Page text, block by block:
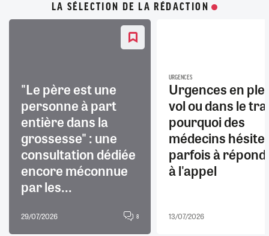
LA SÉLECTION DE LA RÉDACTION
"Le père est une
personne à part
entière dans la
grossesse" : une
consultation dédiée
encore méconnue
par les...
29/07/2026 8
URGENCES
Urgences en
vol ou dans le
pourquoi des
médecins
parfois à
à l'appel
13/07/2026